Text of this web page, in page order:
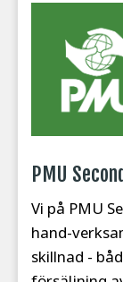
PMU
Vi på PMU
hand-
skillnad -